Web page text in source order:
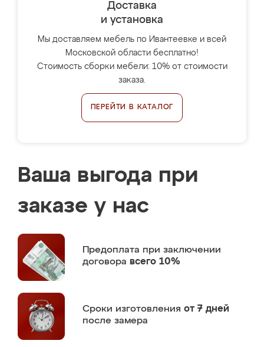
Доставка
и установка
Мы доставляем мебель по Ивантеевке и всей
Московской области бесплатно!
Стоимость сборки мебели: 10% от стоимости
заказа.
ПЕРЕЙТИ В КАТАЛОГ
Ваша выгода при
заказе у нас
Предоплата при заключении
договора всего 10%
Сроки изготовления от 7 дней
после замера